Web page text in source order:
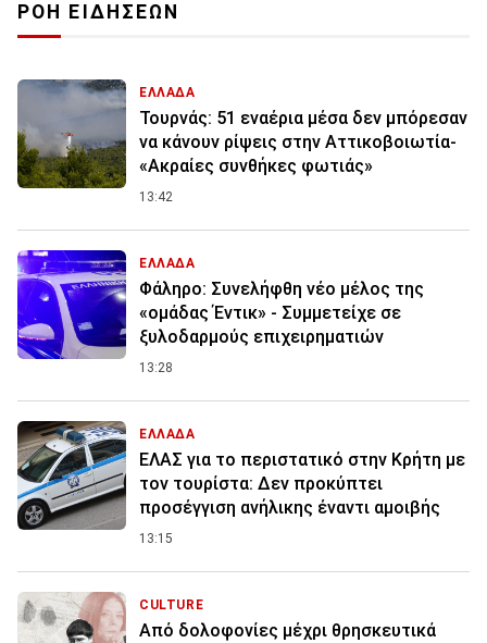
ΡΟΗ ΕΙΔΗΣΕΩΝ
ΕΛΛΑΔΑ
Τουρνάς: 51 εναέρια μέσα δεν μπόρεσαν
να κάνουν ρίψεις στην Αττικοβοιωτία-
«Ακραίες συνθήκες φωτιάς»
13:42
ΕΛΛΑΔΑ
Φάληρο: Συνελήφθη νέο μέλος της
«ομάδας Έντικ» - Συμμετείχε σε
ξυλοδαρμούς επιχειρηματιών
13:28
ΕΛΛΑΔΑ
ΕΛΑΣ για το περιστατικό στην Κρήτη με
τον τουρίστα: Δεν προκύπτει
προσέγγιση ανήλικης έναντι αμοιβής
13:15
CULTURE
Από δολοφονίες μέχρι θρησκευτικά